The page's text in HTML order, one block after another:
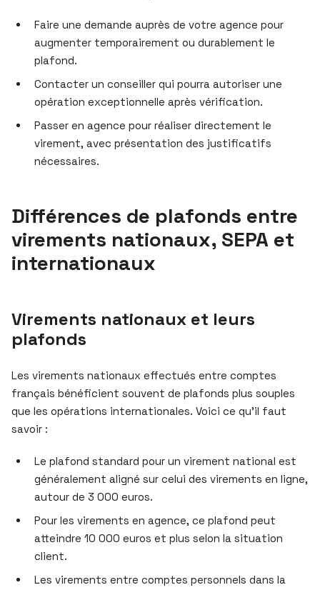
Faire une demande auprès de votre agence pour
augmenter temporairement ou durablement le
plafond.
Contacter un conseiller qui pourra autoriser une
opération exceptionnelle après vérification.
Passer en agence pour réaliser directement le
virement, avec présentation des justificatifs
nécessaires.
Différences de plafonds entre
virements nationaux, SEPA et
internationaux
Virements nationaux et leurs
plafonds
Les virements nationaux effectués entre comptes
français bénéficient souvent de plafonds plus souples
que les opérations internationales. Voici ce qu’il faut
savoir :
Le plafond standard pour un virement national est
généralement aligné sur celui des virements en ligne,
autour de 3 000 euros.
Pour les virements en agence, ce plafond peut
atteindre 10 000 euros et plus selon la situation
client.
Les virements entre comptes personnels dans la